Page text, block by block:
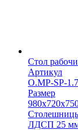
Стол
Артикул
O.MP-SP-1.7
Размер
ЛДСП 25